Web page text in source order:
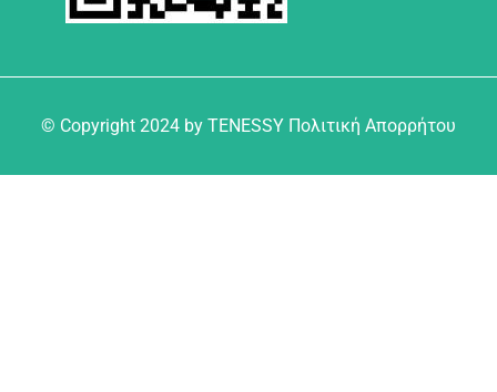
© Copyright 2024 by TENESSY Πολιτική Απορρήτου